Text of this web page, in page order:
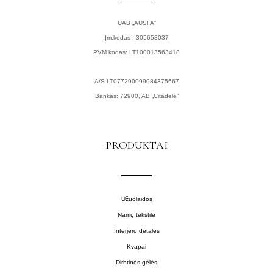
UAB „AUSFA”
Įm.kodas : 305658037
PVM kodas: LT100013563418
A/S LT077290099084375667
Bankas: 72900, AB „Citadelė”
PRODUKTAI
Užuolaidos
Namų tekstilė
Interjero detalės
Kvapai
Dirbtinės gėlės